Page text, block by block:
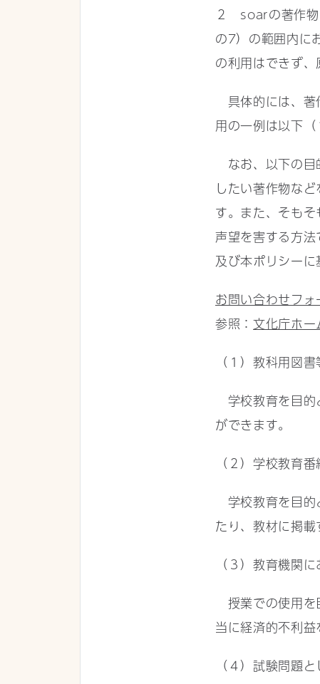
２ soarの著作物
の7）の範囲内に
の利用はできず、
具体的には、
用の一例は以下（
なお、以下の目
したい著作物な
す。また、そも
声望を害する方
及び本ポリシーに
お問い合わせフォ
参照：文化庁ホー
（１）教科用図
学校教育を目的
ができます。
（２）学校教育
学校教育を目的
たり、教材に掲載
（３）教育機関
授業での使用を
当に経済的不利
（４）試験問題